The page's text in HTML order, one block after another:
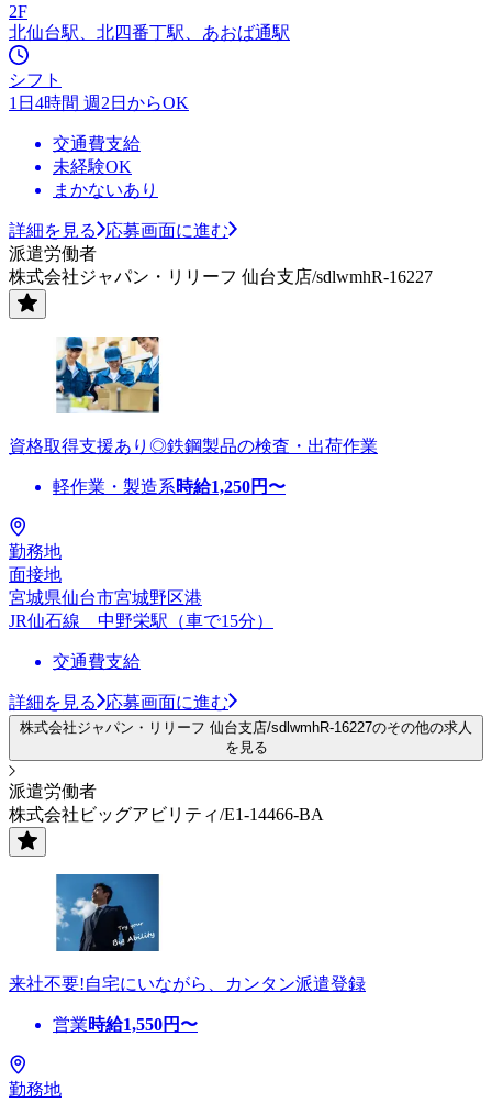
2F
北仙台駅、北四番丁駅、あおば通駅
シフト
1日4時間 週2日からOK
交通費支給
未経験OK
まかないあり
詳細を見る
応募画面に進む
派遣労働者
株式会社ジャパン・リリーフ 仙台支店/sdlwmhR-16227
資格取得支援あり◎鉄鋼製品の検査・出荷作業
軽作業・製造系時給1,250円〜
勤務地
面接地
宮城県仙台市宮城野区港
JR仙石線 中野栄駅（車で15分）
交通費支給
詳細を見る 応募画面に進む
株式会社ジャパン・リリーフ 仙台支店/sdlwmhR-16227のその他の求人
を見る
派遣労働者
株式会社ビッグアビリティ/E1-14466-BA
来社不要!自宅にいながら、カンタン派遣登録
営業時給1,550円〜
勤務地